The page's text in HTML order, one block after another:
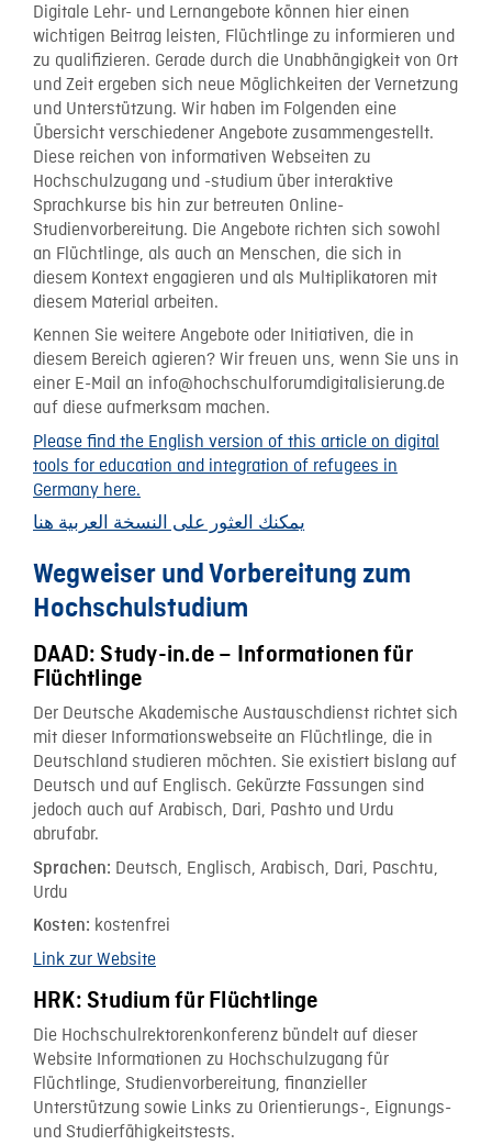
Digitale Lehr- und Lernangebote können hier einen
wichtigen Beitrag leisten, Flüchtlinge zu informieren und
zu qualifizieren. Gerade durch die Unabhängigkeit von Ort
und Zeit ergeben sich neue Möglichkeiten der Vernetzung
und Unterstützung. Wir haben im Folgenden eine
Übersicht verschiedener Angebote zusammengestellt.
Diese reichen von informativen Webseiten zu
Hochschulzugang und -studium über interaktive
Sprachkurse bis hin zur betreuten Online-
Studienvorbereitung. Die Angebote richten sich sowohl
an Flüchtlinge, als auch an Menschen, die sich in
diesem Kontext engagieren und als Multiplikatoren mit
diesem Material arbeiten.
Kennen Sie weitere Angebote oder Initiativen, die in
diesem Bereich agieren? Wir freuen uns, wenn Sie uns in
einer E-Mail an info@hochschulforumdigitalisierung.de
auf diese aufmerksam machen.
Please find the English version of this article on digital
tools for education and integration of refugees in
Germany here.
يمكنك العثور على النسخة العربية هنا
Wegweiser und Vorbereitung zum
Hochschulstudium
DAAD: Study-in.de – Informationen für
Flüchtlinge
Der Deutsche Akademische Austauschdienst richtet sich
mit dieser Informationswebseite an Flüchtlinge, die in
Deutschland studieren möchten. Sie existiert bislang auf
Deutsch und auf Englisch. Gekürzte Fassungen sind
jedoch auch auf Arabisch, Dari, Pashto und Urdu
abrufabr.
Sprachen: Deutsch, Englisch, Arabisch, Dari, Paschtu,
Urdu
Kosten: kostenfrei
Link zur Website
HRK: Studium für Flüchtlinge
Die Hochschulrektorenkonferenz bündelt auf dieser
Website Informationen zu Hochschulzugang für
Flüchtlinge, Studienvorbereitung, finanzieller
Unterstützung sowie Links zu Orientierungs-, Eignungs-
und Studierfähigkeitstests.